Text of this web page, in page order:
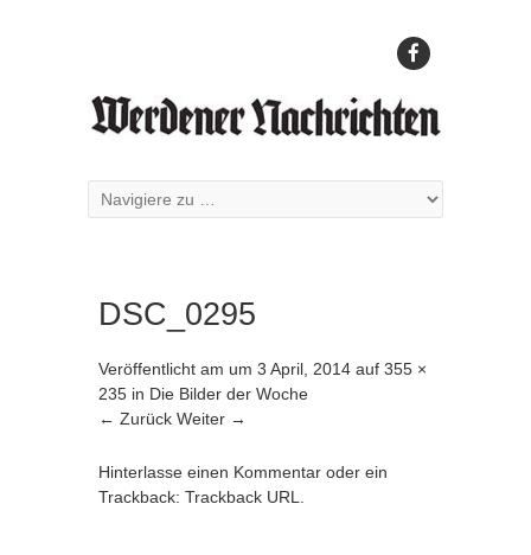
DSC_0295
Veröffentlicht am um 3 April, 2014 auf 355 ×
235 in Die Bilder der Woche
← Zurück Weiter →
Hinterlasse einen Kommentar oder ein
Trackback: Trackback URL